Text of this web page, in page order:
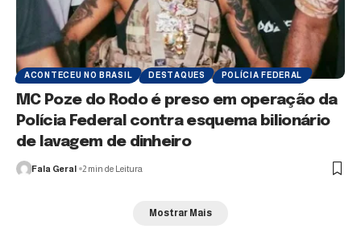
ACONTECEU NO BRASIL DESTAQUES POLÍCIA FEDERAL
MC Poze do Rodo é preso em operação da
Polícia Federal contra esquema bilionário
de lavagem de dinheiro
Fala Geral 2 min de Leitura
Mostrar Mais